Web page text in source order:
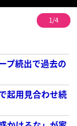
1/4
プ続出で過去の
起用見合わせ続